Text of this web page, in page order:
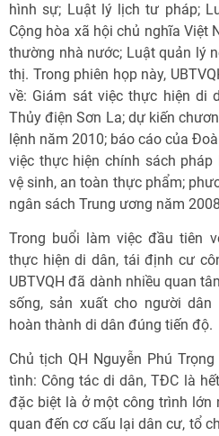
hình sự; Luật lý lịch tư pháp;
Cộng hòa xã hội chủ nghĩa Việt
thường nhà nước; Luật quản lý
thị. Trong phiên họp này,
về: Giám sát việc thực hiện di
Thủy điện Sơn La; dự kiến
lệnh năm 2010; báo cáo của
việc thực hiện chính sách
vệ sinh, an toàn thực phẩm;
ngân sách Trung ương năm
Trong buổi làm việc đầu tiên
thực hiện di dân, tái định cư
UBTVQH đã dành nhiều quan
sống, sản xuất cho người
hoàn thành di dân đúng tiến độ.
Chủ tịch QH Nguyễn Phú
tình: Công tác di dân, TĐC là
đặc biệt là ở một công trình lớn
quan đến cơ cấu lại dân cư, tổ